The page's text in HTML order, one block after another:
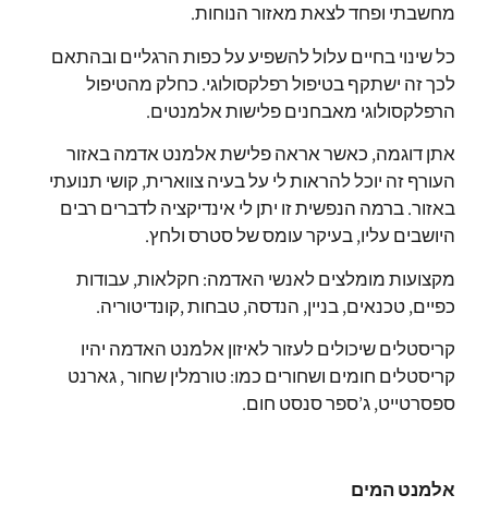
מחשבתי ופחד לצאת מאזור הנוחות.
כל שינוי בחיים עלול להשפיע על כפות הרגליים ובהתאם
לכך זה ישתקף בטיפול רפלקסולוגי. כחלק מהטיפול
הרפלקסולוגי מאבחנים פלישות אלמנטים.
אתן דוגמה, כאשר אראה פלישת אלמנט אדמה באזור
העורף זה יוכל להראות לי על בעיה צווארית, קושי תנועתי
באזור.ברמה הנפשית זו יתן לי אינדיקציה לדברים רבים
היושבים עליו, בעיקר עומס של סטרס ולחץ.
מקצועות מומלצים לאנשי האדמה: חקלאות, עבודות
כפיים, טכנאים, בניין, הנדסה, טבחות ,קונדיטוריה.
קריסטלים שיכולים לעזור לאיזון אלמנט האדמה יהיו
קריסטלים חומים ושחורים כמו: טורמלין שחור , גארנט
ספסרטייט, ג’ספר סנסט חום.
אלמנט המים